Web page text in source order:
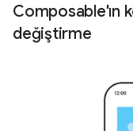
Composable'ın
değiştirme